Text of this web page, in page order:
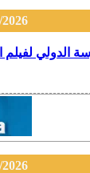
الدولي لفيلم